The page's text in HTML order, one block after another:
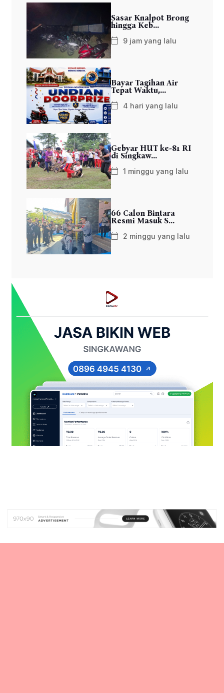
Sasar Knalpot Brong
hingga Keb...
9 jam yang lalu
Bayar Tagihan Air
Tepat Waktu,...
4 hari yang lalu
Gebyar HUT ke-81 RI
di Singkaw...
1 minggu yang lalu
66 Calon Bintara
Resmi Masuk S...
2 minggu yang lalu